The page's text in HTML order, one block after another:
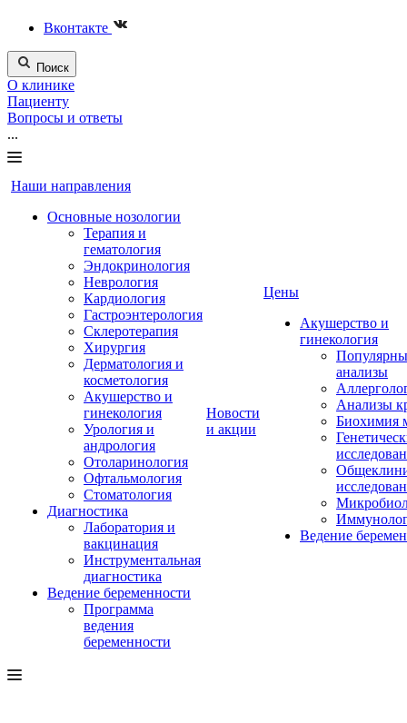
Вконтакте
Поиск
О клинике
Пациенту
Вопросы и ответы
...
Наши направления
Основные нозологии
Терапия и
гематология
Эндокринология
Неврология
Кардиология
Гастроэнтерология
Склеротерапия
Хирургия
Дерматология и
косметология
Акушерство и
гинекология
Урология и
андрология
Отоларинология
Офтальмология
Стоматология
Диагностика
Лаборатория и
вакцинация
Инструментальная
диагностика
Ведение беременности
Программа
ведения
беременности
Новости
и акции
Цены
Акушерство и
гинекология
анализы
Анализы
Биохимия
Ведение